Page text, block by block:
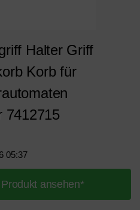
Halter Griff
Korb für
7412715
05:37
ansehen*